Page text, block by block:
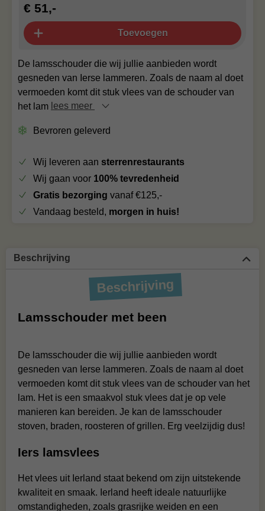
De lamsschouder die wij jullie aanbieden wordt
gesneden van Ierse lammeren. Zoals de naam al doet
vermoeden komt dit stuk vlees van de schouder van
het lam lees meer
Bevroren geleverd
€ 51,-
Toevoegen
Wij leveren aan sterrenrestaurants
Wij gaan voor 100% tevredenheid
Gratis bezorging vanaf €125,-
Vandaag besteld, morgen in huis!
Beschrijving
Beschrijving
Lamsschouder met been
De lamsschouder die wij jullie aanbieden wordt
gesneden van Ierse lammeren. Zoals de naam al doet
vermoeden komt dit stuk vlees van de schouder van het
lam. Het is een smaakvol stuk vlees dat je op vele
manieren kan bereiden. Je kan de lamsschouder
stoven, braden, roosteren of grillen. Erg veelzijdig dus!
Iers lamsvlees
Het vlees uit Ierland staat bekend om zijn uitstekende
kwaliteit en smaak. Ierland heeft ideale natuurlijke
omstandigheden, zoals grasrijke weiden en een